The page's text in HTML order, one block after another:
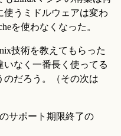
使うミドルウェアは変わ
を使わなくなった。
技術を教えてもらった
いなく一番長く使ってる
のだろう。（その次は
サポート期限終了の